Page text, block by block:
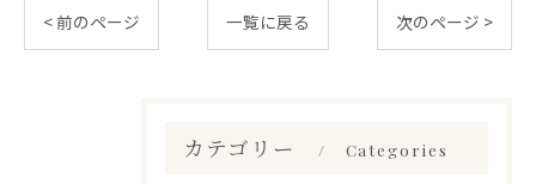
< 前のページ 一覧に戻る 次のページ >
カテゴリー Categories